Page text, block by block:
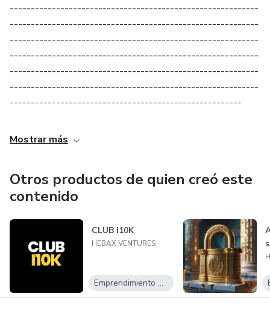
-----------------------------------------------------------
-----------------------------------------------------------
-----------------------------------------------------------
-----------------------------------------------------------
-----------------------------------------------------------
-----------------------------------------------------------
-------------------------------------------------------
Mostrar más
Otros productos de quien creó este
contenido
CLUB I10K
HEBAX VENTURES
Emprendimiento Digital